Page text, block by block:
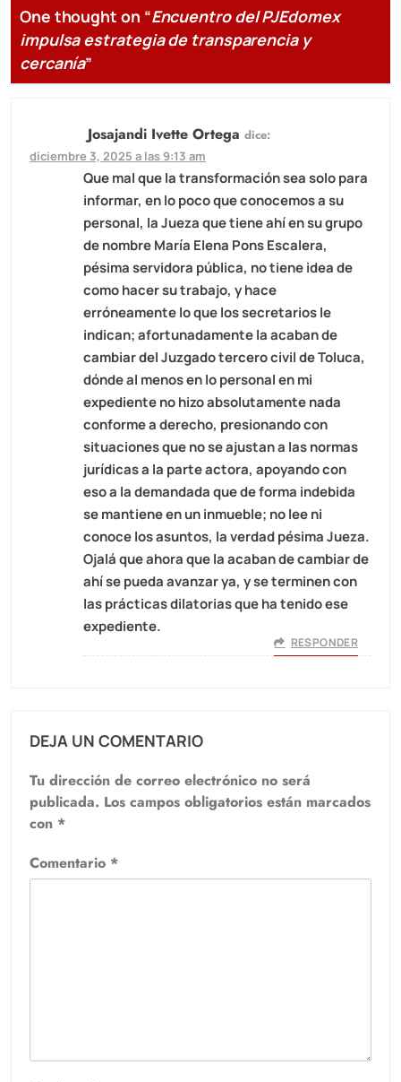
One thought on “Encuentro del PJEdomex
impulsa estrategia de transparencia y
cercanía”
Josajandi Ivette Ortega dice:
diciembre 3, 2025 a las 9:13 am
Que mal que la transformación sea solo para
informar, en lo poco que conocemos a su
personal, la Jueza que tiene ahí en su grupo
de nombre María Elena Pons Escalera,
pésima servidora pública, no tiene idea de
como hacer su trabajo, y hace
erróneamente lo que los secretarios le
indican; afortunadamente la acaban de
cambiar del Juzgado tercero civil de Toluca,
dónde al menos en lo personal en mi
expediente no hizo absolutamente nada
conforme a derecho, presionando con
situaciones que no se ajustan a las normas
jurídicas a la parte actora, apoyando con
eso a la demandada que de forma indebida
se mantiene en un inmueble; no lee ni
conoce los asuntos, la verdad pésima Jueza.
Ojalá que ahora que la acaban de cambiar de
ahí se pueda avanzar ya, y se terminen con
las prácticas dilatorias que ha tenido ese
expediente.
RESPONDER
DEJA UN COMENTARIO
Tu dirección de correo electrónico no será
publicada. Los campos obligatorios están marcados
con *
Comentario *